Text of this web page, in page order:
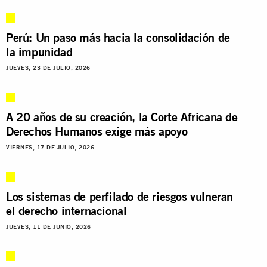
Perú: Un paso más hacia la consolidación de
la impunidad
JUEVES, 23 DE JULIO, 2026
A 20 años de su creación, la Corte Africana de
Derechos Humanos exige más apoyo
VIERNES, 17 DE JULIO, 2026
Los sistemas de perfilado de riesgos vulneran
el derecho internacional
JUEVES, 11 DE JUNIO, 2026